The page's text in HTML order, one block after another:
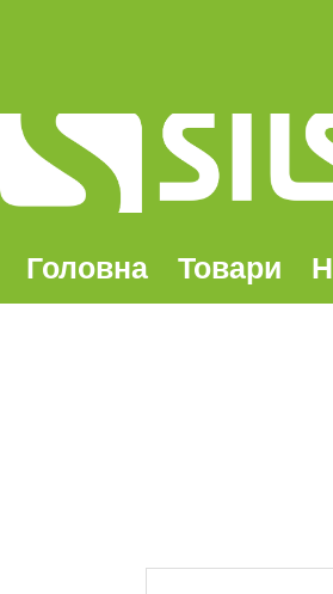
Головна Товари
КНОПКА
ЗВ'ЯЗКУ